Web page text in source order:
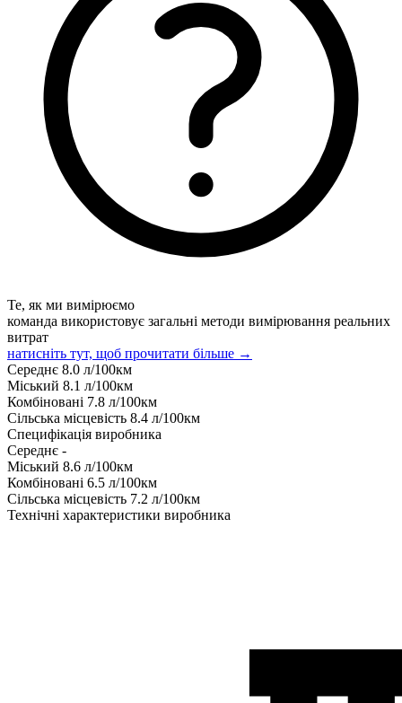
Те, як ми вимірюємо
команда використовує загальні методи вимірювання реальних
витрат
натисніть тут, щоб прочитати більше →
Середнє 8.0 л/100км
Міський 8.1 л/100км
Комбіновані 7.8 л/100км
Сільська місцевість 8.4 л/100км
Специфікація виробника
Середнє -
Міський 8.6 л/100км
Комбіновані 6.5 л/100км
Сільська місцевість 7.2 л/100км
Технічні характеристики виробника